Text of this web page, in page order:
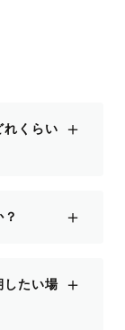
れくらい
＋
＋
したい場
＋